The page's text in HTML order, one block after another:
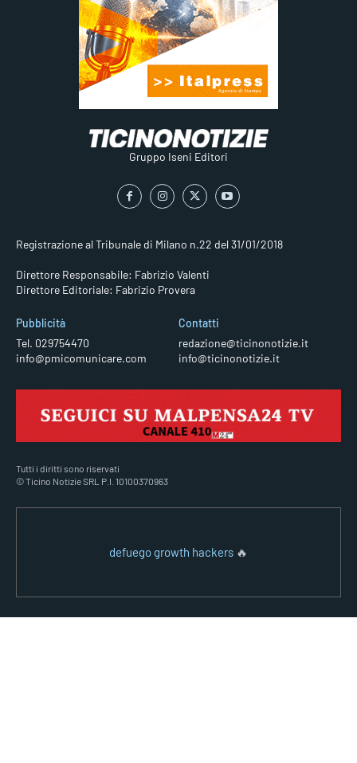
Gruppo Iseni Editori
Registrazione al Tribunale di Milano n.22 del 31/01/2018
Direttore Responsabile: Fabrizio Valenti
Direttore Editoriale: Fabrizio Provera
Pubblicità
Tel. 029754470
info@pmicomunicare.com
Contatti
redazione@ticinonotizie.it
info@ticinonotizie.it
Tutti i diritti sono riservati
© Ticino Notizie SRL P.I. 10100370963
defuego growth hackers 🔥